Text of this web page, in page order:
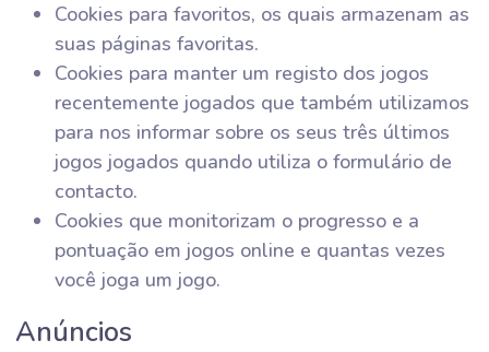
Cookies para favoritos, os quais armazenam as
suas páginas favoritas.
Cookies para manter um registo dos jogos
recentemente jogados que também utilizamos
para nos informar sobre os seus três últimos
jogos jogados quando utiliza o formulário de
contacto.
Cookies que monitorizam o progresso e a
pontuação em jogos online e quantas vezes
você joga um jogo.
Anúncios